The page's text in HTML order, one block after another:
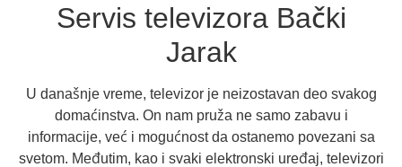
Servis televizora Bački
Jarak
U današnje vreme, televizor je neizostavan deo svakog
domaćinstva. On nam pruža ne samo zabavu i
informacije, već i mogućnost da ostanemo povezani sa
svetom. Međutim, kao i svaki elektronski uređaj, televizori